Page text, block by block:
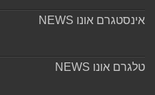
אינסטגרם אונו NEWS
טלגרם אונו NEWS